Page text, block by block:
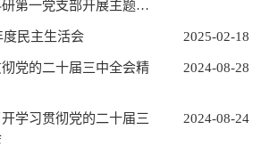
第一党支部开展主题党
度民主生活会 2025-02-18
党的二十届三中全会精
2024-08-28
学习贯彻党的二十届三
2024-08-24